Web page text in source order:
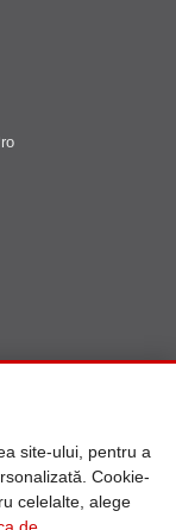
site-ului, pentru a
Cookie-
celelalte, alege